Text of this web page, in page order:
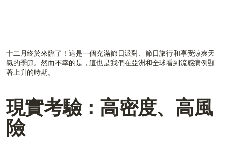
十二月終於來臨了！這是一個充滿節日派對、節日旅行和享受涼爽天
氣的季節。然而不幸的是，這也是我們在亞洲和全球看到流感病例顯
著上升的時期。
現實考驗：高密度、高風
險